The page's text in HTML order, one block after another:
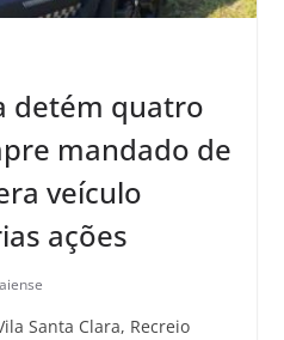
detém quatro
mandado de
veículo
ações
Santa Clara, Recreio